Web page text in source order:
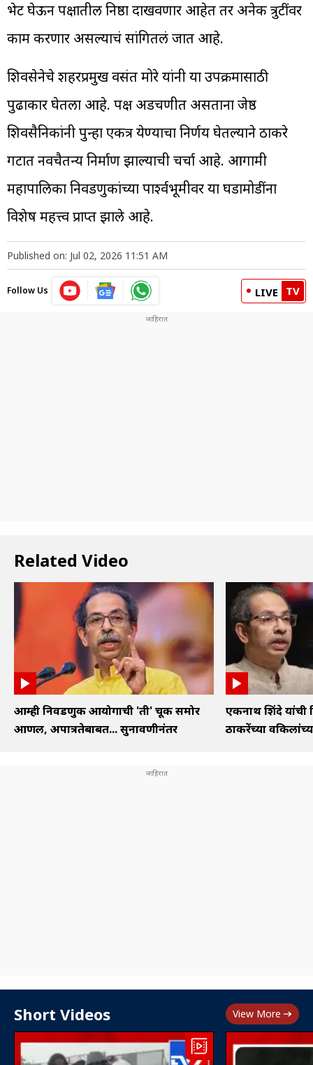
भेट घेऊन पक्षातील निष्ठा दाखवणार आहेत तर अनेक त्रुटींवर
काम करणार असल्याचं सांगितलं जात आहे.
शिवसेनेचे शहरप्रमुख वसंत मोरे यांनी या उपक्रमासाठी
पुढाकार घेतला आहे. पक्ष अडचणीत असताना जेष्ठ
शिवसैनिकांनी पुन्हा एकत्र येण्याचा निर्णय घेतल्याने ठाकरे
गटात नवचैतन्य निर्माण झाल्याची चर्चा आहे. आगामी
महापालिका निवडणुकांच्या पार्श्वभूमीवर या घडामोडींना
विशेष महत्त्व प्राप्त झाले आहे.
Published on: Jul 02, 2026 11:51 AM
Follow Us LIVE TV
Related Video
आम्ही निवडणुक आयोगाची 'ती' चूक समोर
आणली, अपात्रतेबाबत... सुनावणीनंतर
एकनाथ शिंदे यांची
ठाकरेंच्या
Short Videos View More